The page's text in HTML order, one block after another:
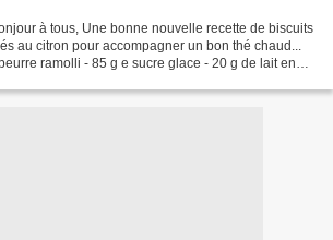
à tous, Une bonne nouvelle recette de biscuits
au citron pour accompagner un bon thé chaud...
ramolli - 85 g e sucre glace - 20 g de lait en